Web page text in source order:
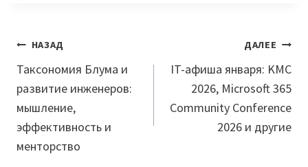
Навигация
по
записям
НАЗАД
Таксономия Блума и
развитие инженеров:
мышление,
эффективность и
менторство
ДАЛЕЕ
IT-афиша января: KMC
2026, Microsoft 365
Community Conference
2026 и другие